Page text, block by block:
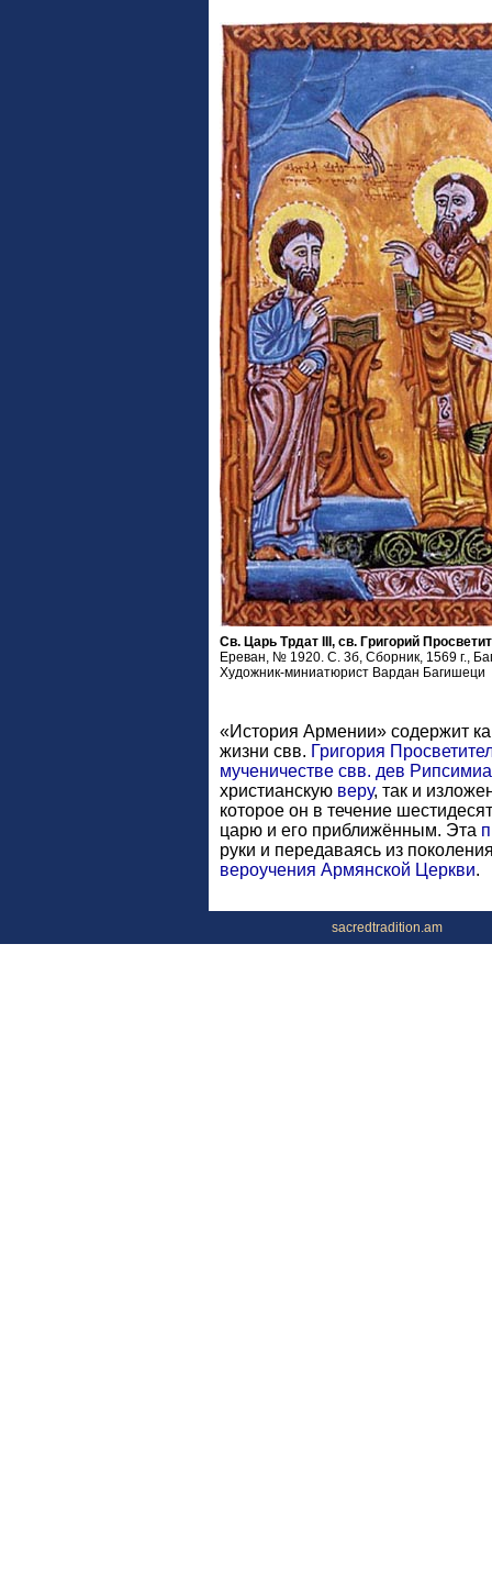
Св. Царь Трдат III, св. Григорий
Ереван, № 1920. С. 3б, Сборник, 1569 г.,
Художник-миниатюрист Вардан Багишеци
«История Армении» содержит
жизни свв. Григория
мученичестве свв. дев
христианскую веру, так и
которое он в течение
царю и его приближённым. Эта
руки и передаваясь из
вероучения Армянской Церкви.
sacredtradition.am